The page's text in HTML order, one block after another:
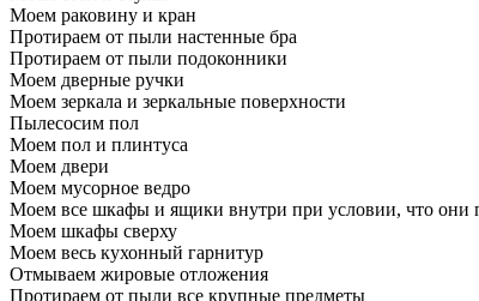
Моем раковину и кран
Протираем от пыли настенные бра
Протираем от пыли подоконники
Моем дверные ручки
Моем зеркала и зеркальные поверхности
Пылесосим пол
Моем пол и плинтуса
Моем двери
Моем мусорное ведро
Моем все шкафы и ящики внутри при условии, что они
Моем шкафы сверху
Моем весь кухонный гарнитур
Отмываем жировые отложения
Протираем от пыли все крупные предметы